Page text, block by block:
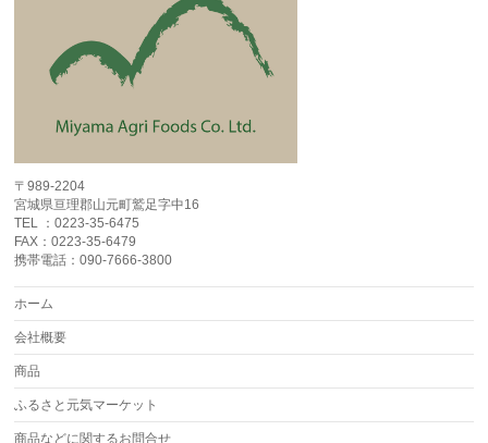
〒989-2204
宮城県亘理郡山元町鷲足字中16
TEL ：0223-35-6475
FAX：0223-35-6479
携帯電話：090-7666-3800
ホーム
会社概要
商品
ふるさと元気マーケット
商品などに関するお問合せ